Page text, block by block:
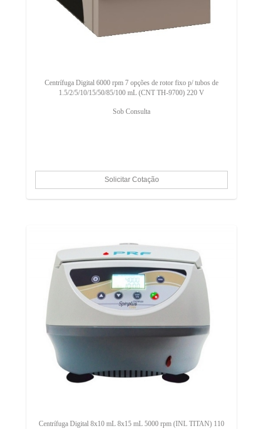
Centrífuga Digital 6000 rpm 7 opções de rotor fixo p/ tubos de
1.5/2/5/10/15/50/85/100 mL (CNT TH-9700) 220 V
Sob Consulta
Centrífuga Digital 8x10 mL 8x15 mL 5000 rpm (INL TITAN) 110